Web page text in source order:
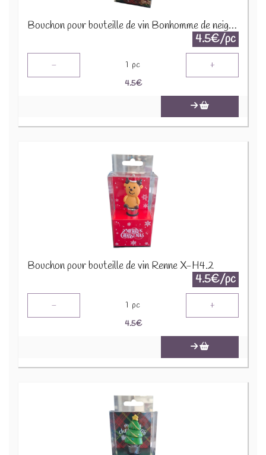
Bouchon pour bouteille de vin Bonhomme de neige X-M10.2
4.5€/pc
- 1 pc +
4.5€
Bouchon pour bouteille de vin Renne X-H4.2
4.5€/pc
- 1 pc +
4.5€